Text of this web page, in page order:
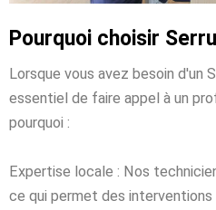
Pourquoi choisir
Lorsque vous avez besoin d'un
essentiel de faire appel à un
pourquoi :
Expertise locale : Nos
ce qui permet des interventions